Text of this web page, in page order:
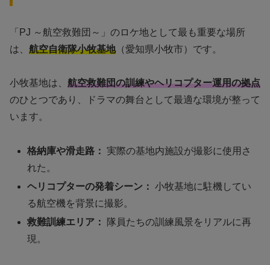
「PJ ～航空救難団～」のロケ地として最も重要な場所
は、 航空自衛隊小牧基地（愛知県小牧市）です。
小牧基地は、 航空救難団の訓練やヘリコプター運用の拠点
のひとつであり、ドラマの舞台として最適な環境が整って
います。
格納庫や滑走路： 実際の基地内施設が撮影に使用さ
れた。
ヘリコプターの発着シーン： 小牧基地に駐機してい
る航空機を背景に撮影。
救難訓練エリア：
隊員たちの訓練風景をリアルに再
現。